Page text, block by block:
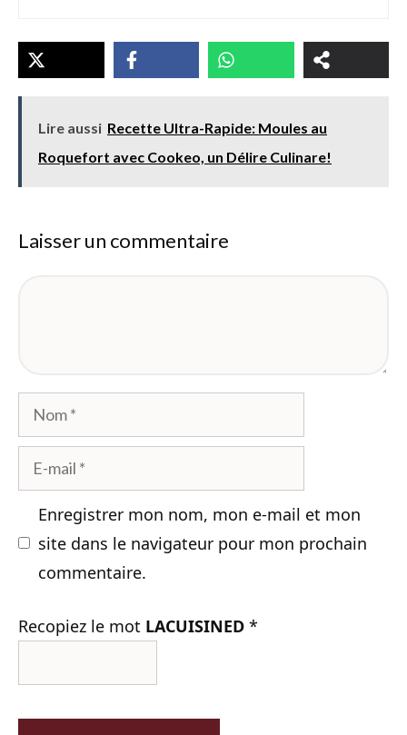
Lire aussi Recette Ultra-Rapide: Moules au
Roquefort avec Cookeo, un Délire Culinare!
Laisser un commentaire
Nom
mail
Enregistrer mon nom, mon e-mail et mon
site dans le navigateur pour mon prochain
commentaire.
Recopiez le mot LACUISINED *